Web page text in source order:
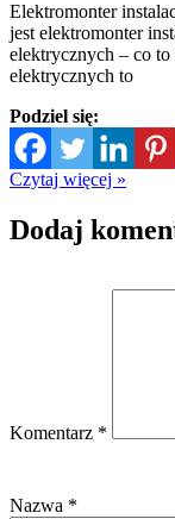
Elektromonter
jest elektromonter
elektrycznych – co
elektrycznych to
Podziel się:
Czytaj więcej »
Dodaj
Komentarz *
Nazwa *